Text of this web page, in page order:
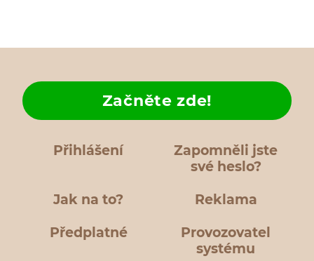
Přihlášení
Zapomněli jste
své heslo?
Jak na to?
Začněte zde!
Reklama
Předplatné
Provozovatel
systému